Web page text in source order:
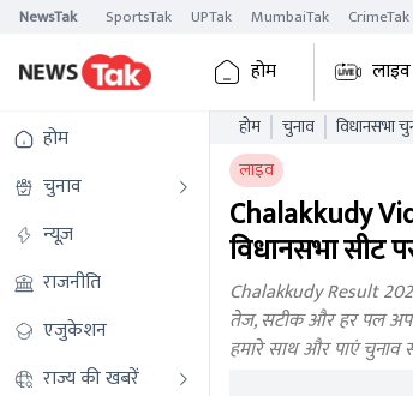
NewsTak SportsTak UPTak MumbaiTak CrimeTak
होम लाइव
होम
चुनाव
न्यूज़
राजनीति
एजुकेशन
राज्य की खबरें
होम चुनाव विधानसभा
लाइव
Chalakkudy
विधानसभा सीट
Chalakkudy Result
तेज, सटीक और हर पल
हमारे साथ और पाएं चुनाव